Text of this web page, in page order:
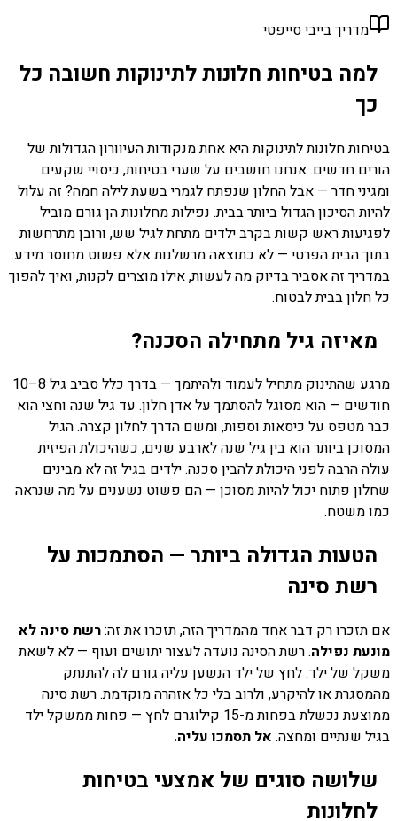
מדריך בייבי סייפטי
למה בטיחות חלונות לתינוקות חשובה כל
כך
בטיחות חלונות לתינוקות היא אחת מנקודות העיוורון הגדולות של
הורים חדשים. אנחנו חושבים על שערי בטיחות, כיסויי שקעים
ומגיני חדר — אבל החלון שנפתח לגמרי בשעת לילה חמה? זה עלול
להיות הסיכון הגדול ביותר בבית. נפילות מחלונות הן גורם מוביל
לפגיעות ראש קשות בקרב ילדים מתחת לגיל שש, ורובן מתרחשות
בתוך הבית הפרטי — לא כתוצאה מרשלנות אלא פשוט מחוסר מידע.
במדריך זה אסביר בדיוק מה לעשות, אילו מוצרים לקנות, ואיך להפוך
כל חלון בבית לבטוח.
מאיזה גיל מתחילה הסכנה?
מרגע שהתינוק מתחיל לעמוד ולהיתמך — בדרך כלל סביב גיל 8–10
חודשים — הוא מסוגל להסתמך על אדן חלון. עד גיל שנה וחצי הוא
כבר מטפס על כיסאות וספות, ומשם הדרך לחלון קצרה. הגיל
המסוכן ביותר הוא בין גיל שנה לארבע שנים, כשהיכולת הפיזית
עולה הרבה לפני היכולת להבין סכנה. ילדים בגיל זה לא מבינים
שחלון פתוח יכול להיות מסוכן — הם פשוט נשענים על מה שנראה
כמו משטח.
הטעות הגדולה ביותר — הסתמכות על
רשת סינה
אם תזכרו רק דבר אחד מהמדריך הזה, תזכרו את זה:רשת סינה לא
מונעת נפילה. רשת הסינה נועדה לעצור יתושים ועוף — לא לשאת
משקל של ילד. לחץ של ילד הנשען עליה גורם לה להתנתק
מהמסגרת או להיקרע, ולרוב בלי כל אזהרה מוקדמת. רשת סינה
ממוצעת נכשלת בפחות מ-15 קילוגרם לחץ — פחות ממשקל ילד
בגיל שנתיים ומחצה. אל תסמכו עליה.
שלושה סוגים של אמצעי בטיחות
לחלונות